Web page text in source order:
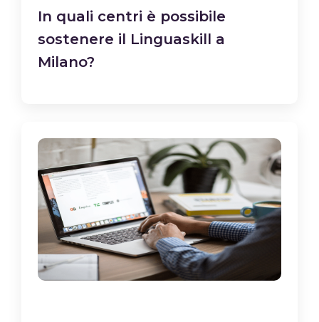
In quali centri è possibile
sostenere il Linguaskill a
Milano?